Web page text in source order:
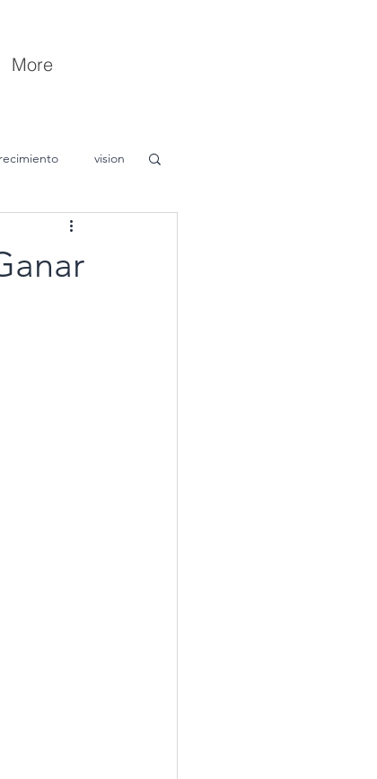
More
vision